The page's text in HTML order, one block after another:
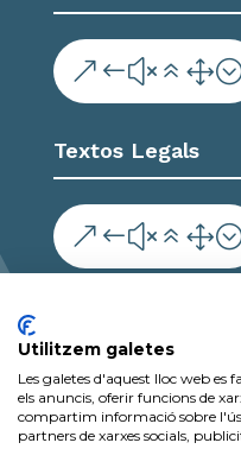
Textos Legals
Utilitzem galetes
Les galetes d'aquest lloc web
els anuncis, oferir funcions de
compartim informació sobre
partners de xarxes socials,